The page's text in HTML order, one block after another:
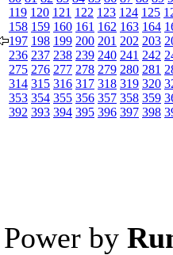
119 120 121 122 123 124 125
158 159 160 161 162 163 164
197 198 199 200 201 202 203
236 237 238 239 240 241 242
275 276 277 278 279 280 281
314 315 316 317 318 319 320
353 354 355 356 357 358 359
392 393 394 395 396 397 398
Power by